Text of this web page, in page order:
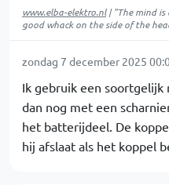
www.elba-elektro.nl| "The mind is
good whack on the side of the
zondag 7 december 2025
Ik gebruik een soortgelijk
dan nog met een
het batterijdeel. De
hij afslaat als het koppel